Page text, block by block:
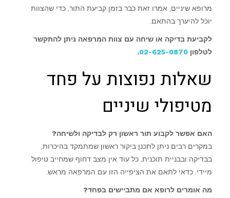
מרופא שיניים, אמרו זאת כבר בזמן קביעת התור, כדי שהצוות
יוכל להיערך בהתאם.
לקביעת בדיקה או שיחה עם צוות המרפאה ניתן להתקשר
לטלפון 02-625-0870
.
שאלות נפוצות על פחד
מטיפולי שיניים
האם אפשר לקבוע תור ראשון רק לבדיקה ולשיחה?
במקרים רבים ניתן לתכנן ביקור ראשון שמתמקד בהיכרות,
בבדיקה ובבניית תוכנית, כל עוד אין מצב דחוף שמחייב טיפול
מיידי. כדאי לתאם את הציפייה הזו עם המרפאה מראש.
מה אומרים לרופא אם מתביישים בפחד?